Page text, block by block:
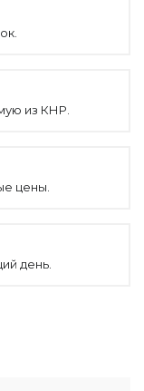
из КНР.
цены.
день.